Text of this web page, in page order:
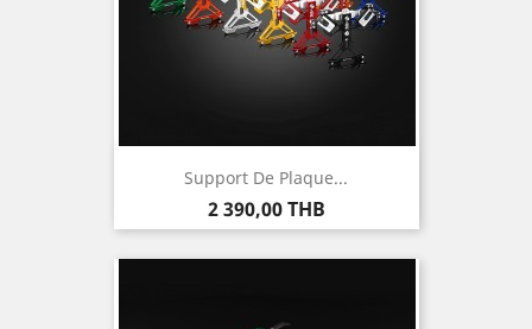
Support De Plaque...
Prix
2 390,00 THB